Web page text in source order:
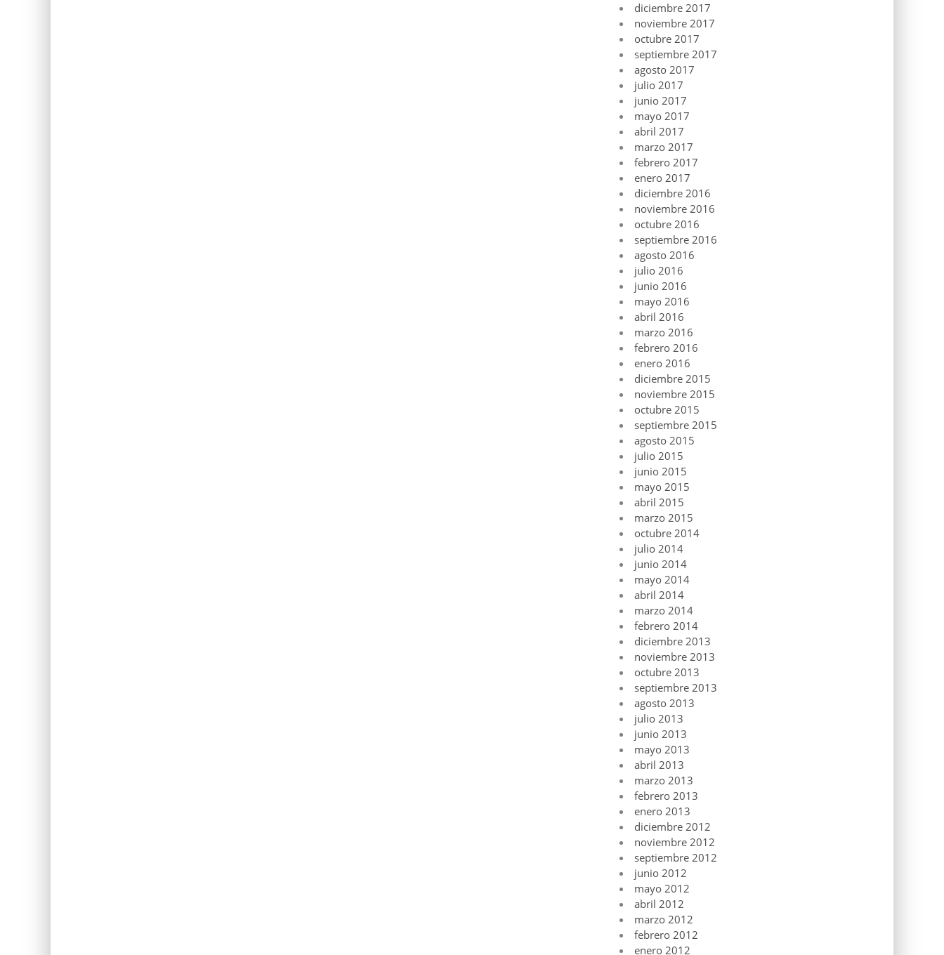
diciembre 2017
noviembre 2017
octubre 2017
septiembre 2017
agosto 2017
julio 2017
junio 2017
mayo 2017
abril 2017
marzo 2017
febrero 2017
enero 2017
diciembre 2016
noviembre 2016
octubre 2016
septiembre 2016
agosto 2016
julio 2016
junio 2016
mayo 2016
abril 2016
marzo 2016
febrero 2016
enero 2016
diciembre 2015
noviembre 2015
octubre 2015
septiembre 2015
agosto 2015
julio 2015
junio 2015
mayo 2015
abril 2015
marzo 2015
octubre 2014
julio 2014
junio 2014
mayo 2014
abril 2014
marzo 2014
febrero 2014
diciembre 2013
noviembre 2013
octubre 2013
septiembre 2013
agosto 2013
julio 2013
junio 2013
mayo 2013
abril 2013
marzo 2013
febrero 2013
enero 2013
diciembre 2012
noviembre 2012
septiembre 2012
junio 2012
mayo 2012
abril 2012
marzo 2012
febrero 2012
enero 2012